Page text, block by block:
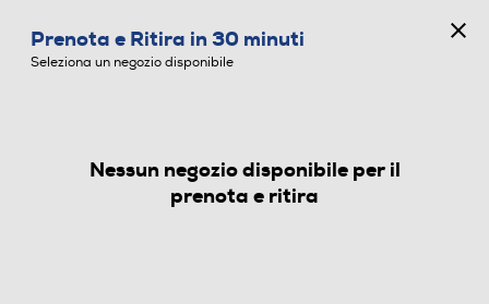
ACCESSORI
Prenota e Ritira in 30 minuti
Seleziona un negozio disponibile
Nessun negozio disponibile per il
prenota e ritira